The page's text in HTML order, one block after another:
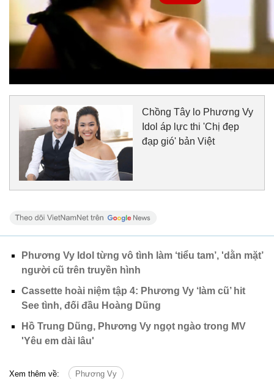
Chồng Tây lo Phương Vy
Idol áp lực thi 'Chị đẹp
đạp gió' bản Việt
Phương Vy Idol từng vô tình làm ‘tiểu tam’, 'dằn mặt’
người cũ trên truyền hình
Cassette hoài niệm tập 4: Phương Vy ‘làm cũ’ hit
See tình, đối đầu Hoàng Dũng
Hồ Trung Dũng, Phương Vy ngọt ngào trong MV
'Yêu em dài lâu'
Xem thêm về: Phương Vy